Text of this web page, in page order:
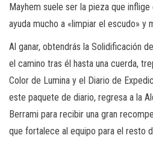
Mayhem suele ser la pieza que
ayuda mucho a «limpiar el escudo» y
Al ganar, obtendrás la Solidificación
el camino tras él hasta una cuerda,
Color de Lumina y el Diario de
este paquete de diario, regresa a la
Berrami para recibir una gran
que fortalece al equipo para el resto